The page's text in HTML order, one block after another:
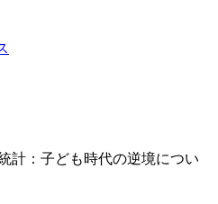
計：子ども時代の逆境につい